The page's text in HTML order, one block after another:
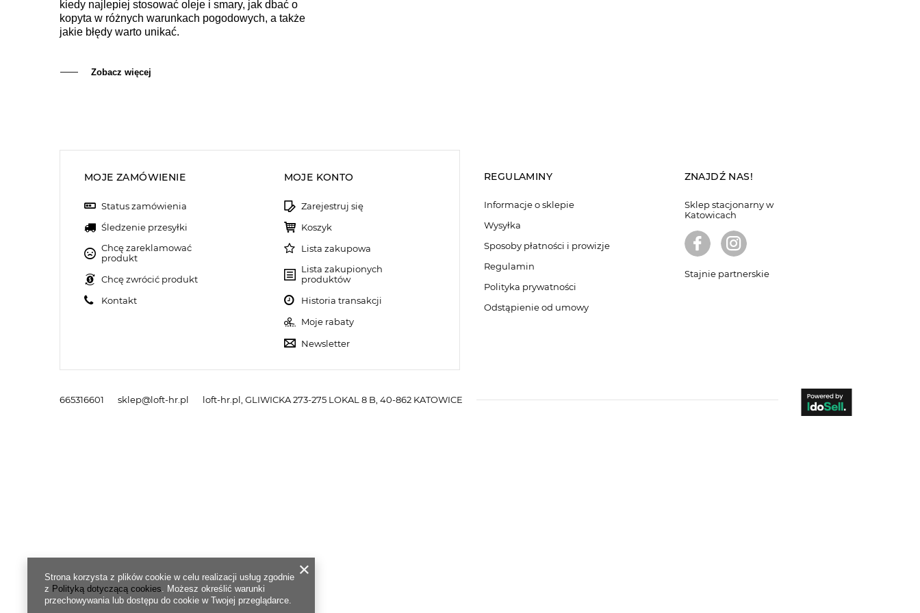
kiedy najlepiej stosować oleje i smary, jak dbać o
kopyta w różnych warunkach pogodowych, a także
jakie błędy warto unikać.
Zobacz więcej
MOJE ZAMÓWIENIE
Status zamówienia
Śledzenie przesyłki
Chcę zareklamować
produkt
Chcę zwrócić produkt
Kontakt
MOJE KONTO
Zarejestruj się
Koszyk
Lista zakupowa
Lista zakupionych
produktów
Historia transakcji
Moje rabaty
Newsletter
REGULAMINY
Informacje o sklepie
Wysyłka
Sposoby płatności i prowizje
Regulamin
Polityka prywatności
Odstąpienie od umowy
ZNAJDŹ NAS!
Sklep stacjonarny w
Katowicach
Stajnie partnerskie
665316601 sklep@loft-hr.pl loft-hr.pl GLIWICKA 273-275 LOKAL 8 B 40-862 KATOWICE
Strona korzysta z plików cookie w celu realizacji usług zgodnie
z Polityką dotyczącą cookies. Możesz określić warunki
przechowywania lub dostępu do cookie w Twojej przeglądarce.